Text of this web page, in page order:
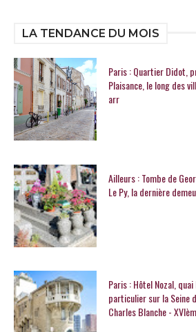
LA TENDANCE DU MOIS
Paris : Quartier Didot,
Plaisance, le long des
arr
Ailleurs : Tombe de
Le Py, la dernière
Paris : Hôtel Nozal,
particulier sur la Seine
Charles Blanche -